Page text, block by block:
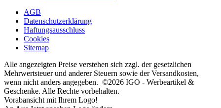
AGB
Datenschutzerklärung
Haftungsausschluss
Cookies
Sitemap
Alle angezeigten Preise verstehen sich zzgl. der gesetzlichen
Mehrwertsteuer und anderer Steuern sowie der Versandkosten,
wenn nicht anders angegeben. ©2026 IGO - Werbeartikel &
Geschenke. Alle Rechte vorbehalten.
Vorabansicht mit Ihrem Logo!